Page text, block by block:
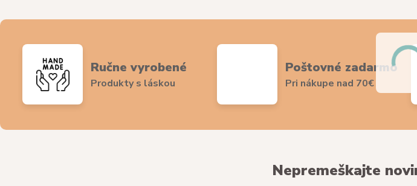
Ručne vyrobené
Produkty s láskou
Poštovné zadarmo
Pri nákupe nad 70€
Nepremeškajte